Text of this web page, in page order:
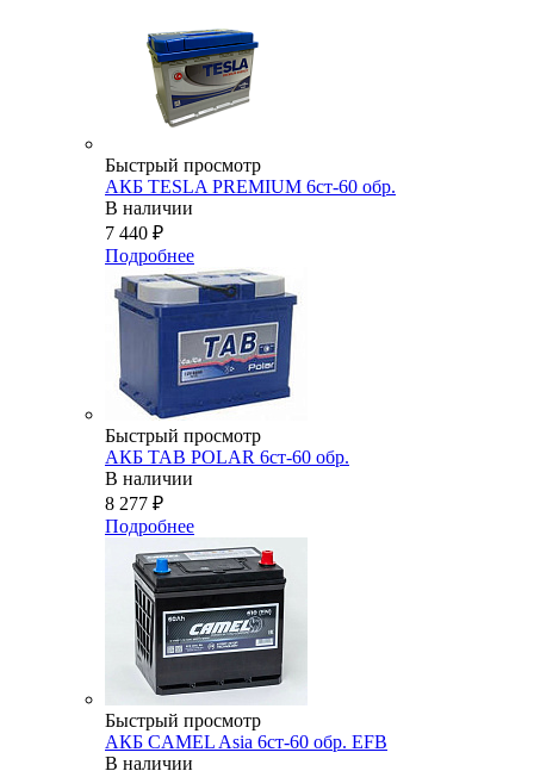
Быстрый просмотр
АКБ TESLA PREMIUM 6ст-60 обр.
В наличии
7 440 ₽
Подробнее
Быстрый просмотр
АКБ TAB POLAR 6ст-60 обр.
В наличии
8 277 ₽
Подробнее
Быстрый просмотр
АКБ CAMEL Asia 6ст-60 обр. EFB
В наличии